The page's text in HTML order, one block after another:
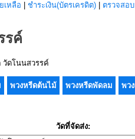
เหลือ ชำระเงิน(บัตรเครดิต) ตรวจสอ
รค์
วัดโนนสวรรค์
พวงหรีดต้นไม้ พวงหรีดพัดลม พว
วัดที่จัดส่ง: